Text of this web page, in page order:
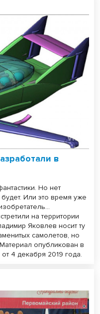
в
Но нет
Или это время уже
на территории
Яковлев носит ту
самолетов, но
опубликован в
4 декабря 2019 года.